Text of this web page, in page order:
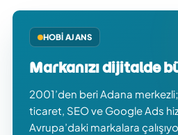
HOBI AJANS
Markanızı dijitalde
2001’den beri Adana
ticaret, SEO ve Google Ads
Avrupa’daki markalara